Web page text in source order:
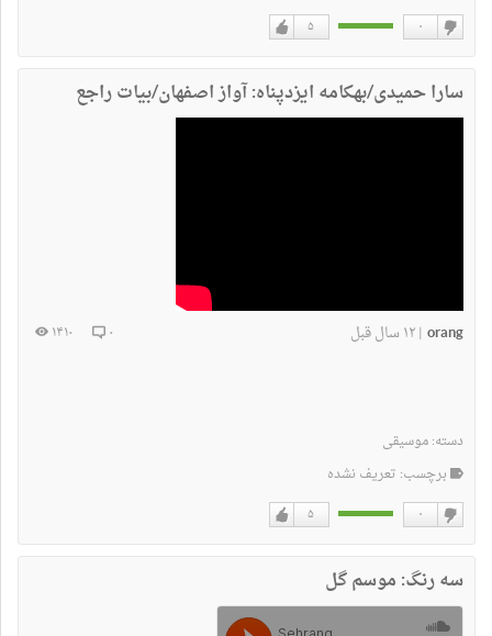
۵ ۰
سارا حمیدی/بهکامه ایزدپناه: آواز اصفهان/بیات راجع
orang
|۱۲ سال قبل ۰ ۱۴۱۰
دسته:موسیقی
برچسب: تعریف نشده
۵ ۰
سه رنگ: موسم گل